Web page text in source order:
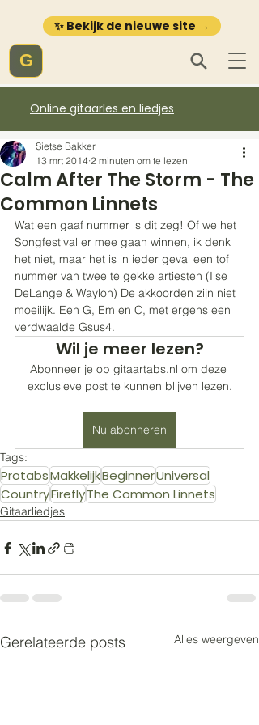
✨ Bekijk de nieuwe site →
G
Online gitaarles en liedjes
Calm After The Storm - The
Common Linnets
Sietse Bakker
13 mrt 2014 2 minuten om te lezen
Wat een gaaf nummer is dit zeg! Of we het
Songfestival er mee gaan winnen, ik denk
het niet, maar het is in ieder geval een tof
nummer van twee te gekke artiesten (Ilse
DeLange & Waylon) De akkoorden zijn niet
moeilijk. Een G, Em en C, met ergens een
verdwaalde Gsus4.
Wil je meer lezen?
Abonneer je op gitaartabs.nl om deze
exclusieve post te kunnen blijven lezen.
Nu abonneren
Tags:
ProtabsMakkelijkBeginnerUniversal
CountryFireflyThe Common Linnets
Gitaarliedjes
Gerelateerde posts Alles weergeven